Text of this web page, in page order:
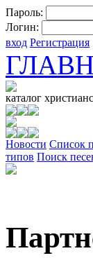
Пароль:
Логин:
вход Регистрация
каталог
Новости Cписок
типов Поиск